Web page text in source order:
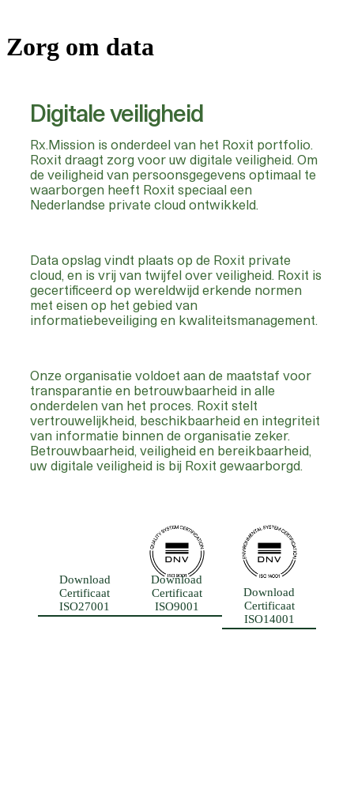
Zorg om data
Digitale veiligheid
Rx.Mission is onderdeel van het Roxit portfolio.
Roxit draagt zorg voor uw digitale veiligheid. Om
de veiligheid van persoonsgegevens optimaal te
waarborgen heeft Roxit speciaal een
Nederlandse private cloud ontwikkeld.
Data opslag vindt plaats op de Roxit private
cloud, en is vrij van twijfel over veiligheid. Roxit is
gecertificeerd op wereldwijd erkende normen
met eisen op het gebied van
informatiebeveiliging en kwaliteitsmanagement.
Onze organisatie voldoet aan de maatstaf voor
transparantie en betrouwbaarheid in alle
onderdelen van het proces. Roxit stelt
vertrouwelijkheid, beschikbaarheid en integriteit
van informatie binnen de organisatie zeker.
Betrouwbaarheid, veiligheid en bereikbaarheid,
uw digitale veiligheid is bij Roxit gewaarborgd.
Download
Certificaat
ISO27001
Download
Certificaat
ISO9001
Download
Certificaat
ISO14001